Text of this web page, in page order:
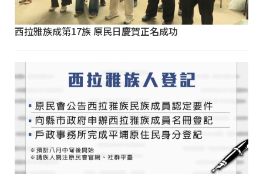
西拉雅族成第17族 原民日慶賀正名成功